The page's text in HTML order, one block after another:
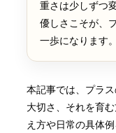
重さは少しずつ
優しさこそが、
一歩になります。
本記事では、プラ
大切さ、それを育
え方や日常の具体